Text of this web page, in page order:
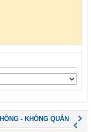
- KHÔNG QUÂN